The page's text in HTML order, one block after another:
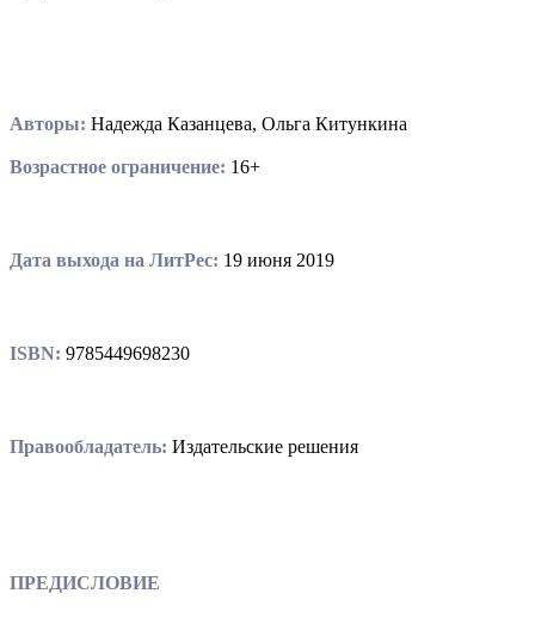
Авторы: Надежда Казанцева, Ольга Китункина
Возрастное ограничение: 16+
Дата выхода на ЛитРес: 19 июня 2019
ISBN: 9785449698230
Правообладатель: Издательские решения
ПРЕДИСЛОВИЕ